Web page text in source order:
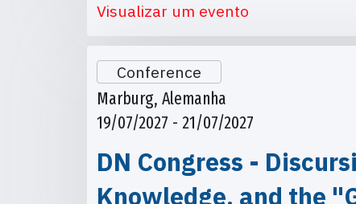
Visualizar um evento
Conference
Marburg, Alemanha
19/07/2027 - 21/07/2027
DN Congress -
Knowledge, and the